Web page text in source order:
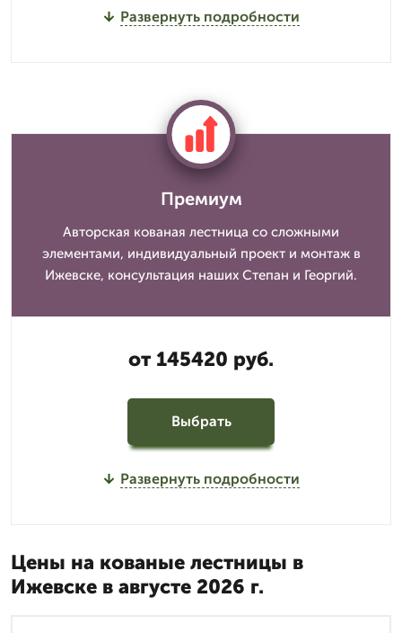
Развернуть подробности
Премиум
Авторская кованая лестница со сложными
элементами, индивидуальный проект и монтаж в
Ижевске, консультация наших Степан и Георгий.
от 145420 руб.
Выбрать
Развернуть подробности
Цены на кованые лестницы в
Ижевске в августе 2026 г.